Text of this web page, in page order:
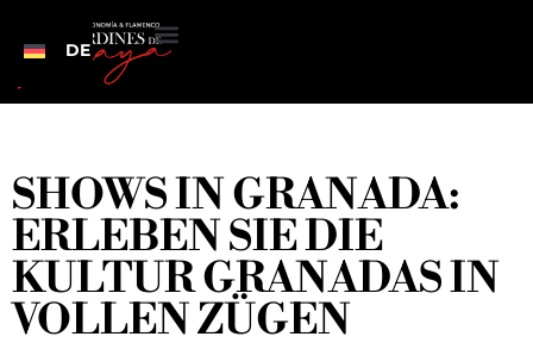
DE
SHOWS IN GRANADA:
ERLEBEN SIE DIE
KULTUR GRANADAS IN
VOLLEN ZÜGEN